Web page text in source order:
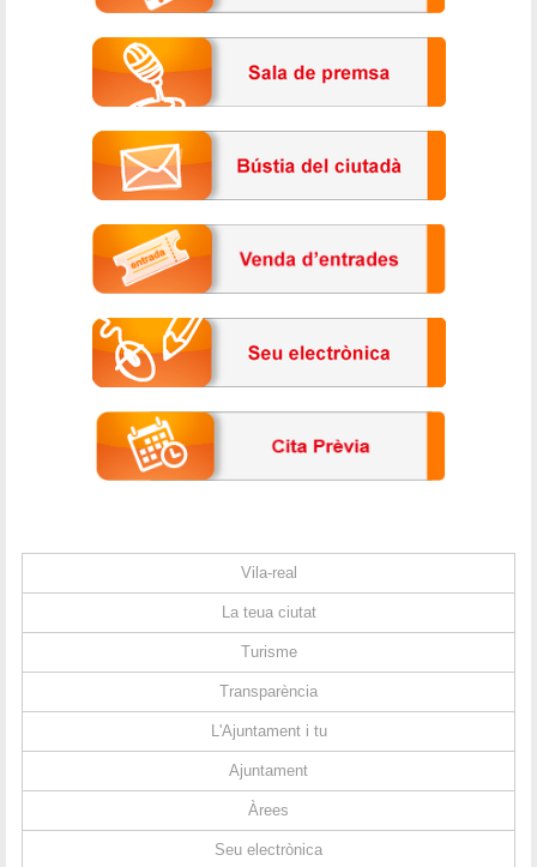
Vila-real
La teua ciutat
Turisme
Transparència
L'Ajuntament i tu
Ajuntament
Àrees
Seu electrònica